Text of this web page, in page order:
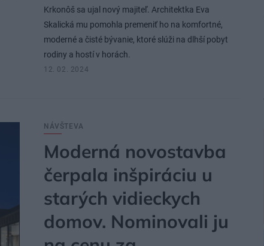
Krkonôš sa ujal nový majiteľ. Architektka Eva
Skalická mu pomohla premeniť ho na komfortné,
moderné a čisté bývanie, ktoré slúži na dlhší pobyt
rodiny a hostí v horách.
12. 02. 2024
NÁVŠTEVA
Moderná novostavba
čerpala inšpiráciu u
starých vidieckych
domov. Nominovali ju